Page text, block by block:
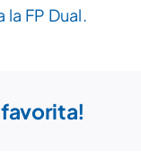
FP Dual.